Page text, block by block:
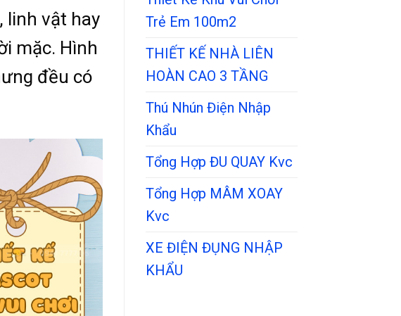
linh vật hay
mặc. Hình
đều có
Trẻ Em 100m2
THIẾT KẾ NHÀ LIÊN
HOÀN CAO 3 TẦNG
Thú Nhún Điện Nhập
Khẩu
Tổng Hợp ĐU QUAY Kvc
Tổng Hợp MÂM XOAY
Kvc
XE ĐIỆN ĐỤNG NHẬP
KHẨU